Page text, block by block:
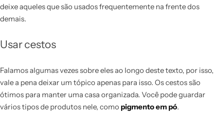
deixe aqueles que são usados frequentemente na frente dos
demais.
Usar cestos
Falamos algumas vezes sobre eles ao longo deste texto, por isso,
vale a pena deixar um tópico apenas para isso. Os cestos são
ótimos para manter uma casa organizada. Você pode guardar
vários tipos de produtos nele, como pigmento em pó.